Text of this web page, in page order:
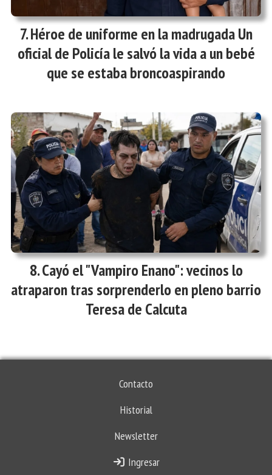
Héroe de uniforme en la madrugada Un
oficial de Policía le salvó la vida a un bebé
que se estaba broncoaspirando
Cayó el "Vampiro Enano": vecinos lo
atraparon tras sorprenderlo en pleno barrio
Teresa de Calcuta
Contacto
Historial
Newsletter
Ingresar